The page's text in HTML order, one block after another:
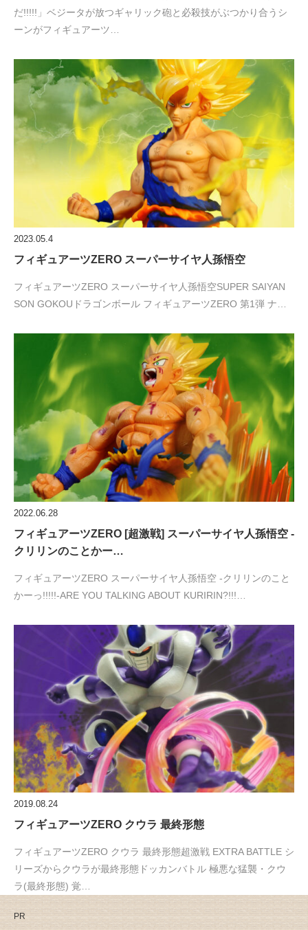
だ!!!!!」ベジータが放つギャリック砲と必殺技がぶつかり合うシ
ーンがフィギュアーツ…
2023.05.4
フィギュアーツZERO スーパーサイヤ人孫悟空
フィギュアーツZERO スーパーサイヤ人孫悟空SUPER SAIYAN
SON GOKOUドラゴンボール フィギュアーツZERO 第1弾 ナ…
2022.06.28
フィギュアーツZERO [超激戦] スーパーサイヤ人孫悟空 -
クリリンのことかー…
フィギュアーツZERO スーパーサイヤ人孫悟空 -クリリンのこと
かーっ!!!!!-ARE YOU TALKING ABOUT KURIRIN?!!!…
2019.08.24
フィギュアーツZERO クウラ 最終形態
フィギュアーツZERO クウラ 最終形態超激戦 EXTRA BATTLE シ
リーズからクウラが最終形態ドッカンバトル 極悪な猛襲・クウ
ラ(最終形態) 覚…
PR